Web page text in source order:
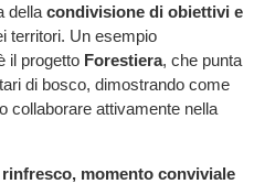
della condivisione di obiettivi e
territori. Un esempio
il progetto Forestiera, che punta
di bosco, dimostrando come
collaborare attivamente nella
momento conviviale